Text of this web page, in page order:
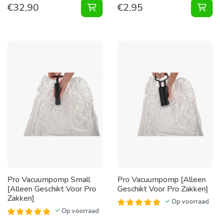
€32,90 Vacuum Opbergbox 70X47X19
€2,95
Pro Vacuumpomp Small
[Alleen Geschikt Voor Pro
Zakken]
Op voorraad
Pro Vacuumpomp [Alleen
Geschikt Voor Pro Zakken]
Op voorraad